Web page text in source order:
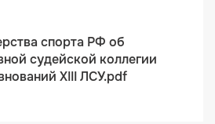
спорта РФ об
судейской коллегии
XIII ЛСУ.pdf